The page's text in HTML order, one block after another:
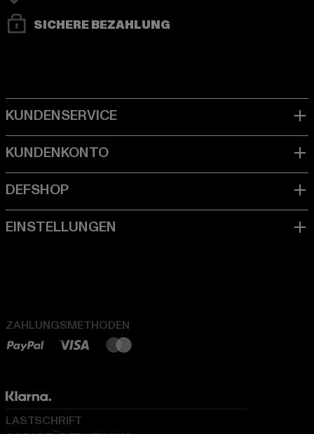
SICHERE BEZAHLUNG
ZAHLUNGSMETHODEN
LASTSCHRIFT